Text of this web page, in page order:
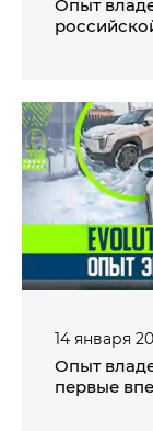
14 января
Опыт
первые